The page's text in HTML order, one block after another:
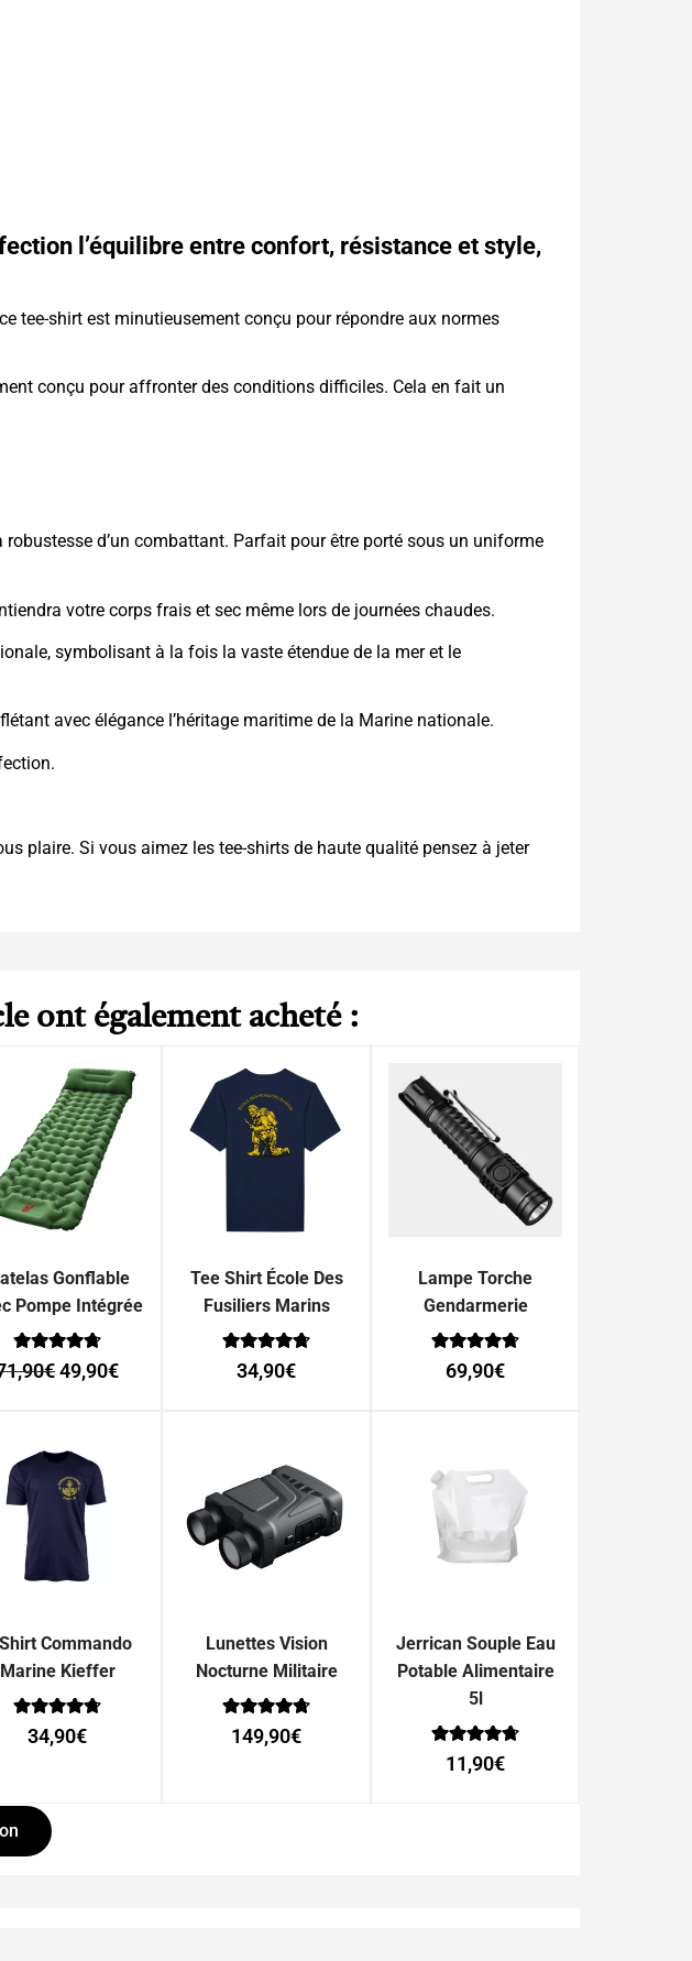
l’équilibre entre confort, résistance et style,
tee-shirt est minutieusement conçu pour répondre aux normes
conçu pour affronter des conditions difficiles. Cela en fait un
d’un combattant. Parfait pour être porté sous un uniforme
votre corps frais et sec même lors de journées chaudes.
symbolisant à la fois la vaste étendue de la mer et le
avec élégance l’héritage maritime de la Marine nationale.
plaire. Si vous aimez les tee-shirts de haute qualité pensez à jeter
ont également acheté :
Gonflable
Pompe Intégrée
Note
0
€49,90€
Tee Shirt École Des
Fusiliers Marins
Note
0
34,90€
Lampe Torche
Gendarmerie
Note
0
69,90€
Commando
Marine Kieffer
Note
0
34,90€
Lunettes Vision
Nocturne Militaire
Note
0
149,90€
Jerrican Souple Eau
Potable Alimentaire
5l
Note
0
11,90€